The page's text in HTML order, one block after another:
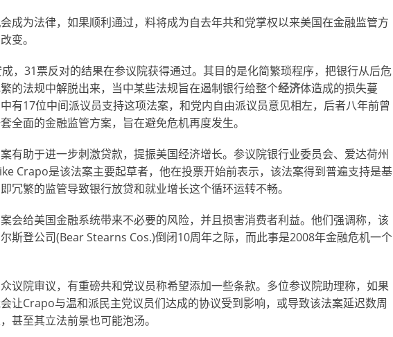
成为法律，如果顺利通过，料将成为自去年共和党掌权以来美国在金融监管方
变。
，31票反对的结果在参议院获得通过。其目的是化简繁琐程序，把银行从后危
的法规中解脱出来，当中某些法规旨在遏制银行给整个经济体造成的损失蔓
有17位中间派议员支持这项法案，和党内自由派议员意见相左，后者八年前曾
全面的金融监管方案，旨在避免危机再度发生。
有助于进一步刺激贷款，提振美国经济增长。参议院银行业委员会、爱达荷州
Crapo是该法案主要起草者，他在投票开始前表示，该法案得到普遍支持是基
冗繁的监管导致银行放贷和就业增长这个循环运转不畅。
会给美国金融系统带来不必要的风险，并且损害消费者利益。他们强调称，该
斯登公司(Bear Stearns Cos.)倒闭10周年之际，而此事是2008年金融危机一个
议院审议，有重磅共和党议员称希望添加一些条款。多位参议院助理称，如果
让Crapo与温和派民主党议员们达成的协议受到影响，或导致该法案延迟数周
甚至其立法前景也可能泡汤。